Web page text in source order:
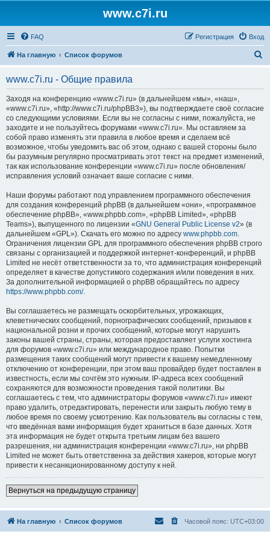
www.c7i.ru
FAQ Вход
Регистрация
На главную Список форумов
www.c7i.ru - Общие правила
Заходя на конференцию «www.c7i.ru» (в дальнейшем «мы», «наш»,
«www.c7i.ru», «http://www.c7i.ru/phpBB3»), вы подтверждаете своё согласие
со следующими условиями. Если вы не согласны с ними, пожалуйста, не
заходите и не пользуйтесь форумами «www.c7i.ru». Мы оставляем за
собой право изменять эти правила в любое время и сделаем всё
возможное, чтобы уведомить вас об этом, однако с вашей стороны было
бы разумным регулярно просматривать этот текст на предмет изменений,
так как использование конференции «www.c7i.ru» после обновления/
исправления условий означает ваше согласие с ними.
Наши форумы работают под управлением программного обеспечения
для создания конференций phpBB (в дальнейшем «они», «программное
обеспечение phpBB», «www.phpbb.com», «phpBB Limited», «phpBB
Teams»), выпущенного по лицензии «GNU General Public License v2» (в
дальнейшем «GPL»). Скачать его можно по адресу www.phpbb.com.
Ограничения лицензии GPL для программного обеспечения phpBB строго
связаны с организацией и поддержкой интернет-конференций, и phpBB
Limited не несёт ответственности за то, что администрация конференций
определяет в качестве допустимого содержания и/или поведения в них.
За дополнительной информацией о phpBB обращайтесь по адресу
https://www.phpbb.com/.
Вы соглашаетесь не размещать оскорбительных, угрожающих,
клеветнических сообщений, порнографических сообщений, призывов к
национальной розни и прочих сообщений, которые могут нарушить
законы вашей страны, страны, которая предоставляет услуги хостинга
для форумов «www.c7i.ru» или международное право. Попытки
размещения таких сообщений могут привести к вашему немедленному
отключению от конференции, при этом ваш провайдер будет поставлен в
известность, если мы сочтём это нужным. IP-адреса всех сообщений
сохраняются для возможности проведения такой политики. Вы
соглашаетесь с тем, что администраторы форумов «www.c7i.ru» имеют
право удалить, отредактировать, перенести или закрыть любую тему в
любое время по своему усмотрению. Как пользователь вы согласны с тем,
что введённая вами информация будет храниться в базе данных. Хотя
эта информация не будет открыта третьим лицам без вашего
разрешения, ни администрация конференции «www.c7i.ru», ни phpBB
Limited не может быть ответственна за действия хакеров, которые могут
привести к несанкционированному доступу к ней.
Вернуться на предыдущую страницу
На главную Список форумов Часовой пояс: UTC+03:00